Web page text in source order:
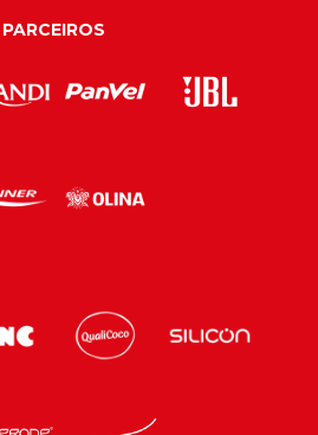
PARCEIROS